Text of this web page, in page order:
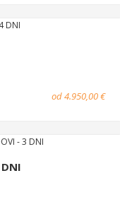
od 4.950,00 €